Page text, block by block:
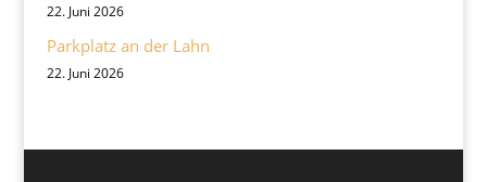
22. Juni 2026
Parkplatz an der Lahn
22. Juni 2026